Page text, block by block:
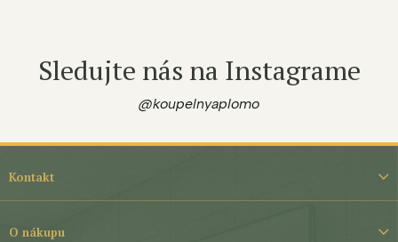
Sledujte nás na Instagrame
@koupelnyaplomo
Kontakt
O nákupu